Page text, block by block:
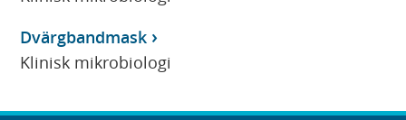
Dvärgbandmask
Klinisk mikrobiologi